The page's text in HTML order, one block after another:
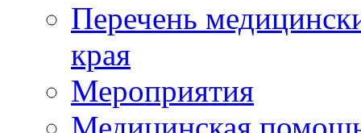
Перечень
края
Мероприятия